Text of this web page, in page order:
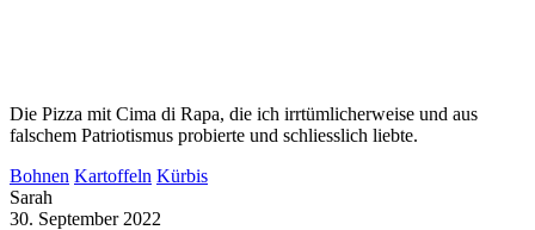
Die Pizza mit Cima di Rapa, die ich irrtümlicherweise und aus
falschem Patriotismus probierte und schliesslich liebte.
Bohnen Kartoffeln Kürbis
Sarah
30. September 2022